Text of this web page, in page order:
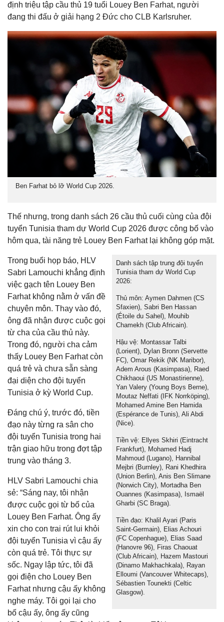
định triệu tập cầu thủ 19 tuổi Louey Ben Farhat, người
đang thi đấu ở giải hạng 2 Đức cho CLB Karlsruher.
Ben Farhat bỏ lỡ World Cup 2026.
Thế nhưng, trong danh sách 26 cầu thủ cuối cùng của đội
tuyển Tunisia tham dự World Cup 2026 được công bố vào
hôm qua, tài năng trẻ Louey Ben Farhat lại không góp mặt.
Danh sách tập trung đội tuyển
Tunisia tham dự World Cup
2026:
Thủ môn: Aymen Dahmen (CS
Sfaxien), Sabri Ben Hassan
(Étoile du Sahel), Mouhib
Chamekh (Club Africain).
Hậu vệ: Montassar Talbi
(Lorient), Dylan Bronn (Servette
FC), Omar Rekik (NK Maribor),
Adem Arous (Kasimpasa), Raed
Chikhaoui (US Monastirienne),
Yan Valery (Young Boys Berne),
Moutaz Neffati (IFK Norrköping),
Mohamed Amine Ben Hamida
(Espérance de Tunis), Ali Abdi
(Nice).
Tiền vệ: Ellyes Skhiri (Eintracht
Frankfurt), Mohamed Hadj
Mahmoud (Lugano), Hannibal
Mejbri (Burnley), Rani Khedhira
(Union Berlin), Anis Ben Slimane
(Norwich City), Mortadha Ben
Ouannes (Kasimpasa), Ismaël
Gharbi (SC Braga).
Tiền đạo: Khalil Ayari (Paris
Saint-Germain), Elias Achouri
(FC Copenhague), Elias Saad
(Hanovre 96), Firas Chaouat
(Club Africain), Hazem Mastouri
(Dinamo Makhachkala), Rayan
Elloumi (Vancouver Whitecaps),
Sébastien Tounekti (Celtic
Glasgow).
Trong buổi họp báo, HLV
Sabri Lamouchi khẳng định
việc gạch tên Louey Ben
Farhat không nằm ở vấn đề
chuyên môn. Thay vào đó,
ông đã nhận được cuộc gọi
từ cha của cầu thủ này.
Trong đó, người cha cảm
thấy Louey Ben Farhat còn
quá trẻ và chưa sẵn sàng
đại diện cho đội tuyển
Tunisia ở kỳ World Cup.
Đáng chú ý, trước đó, tiền
đạo này từng ra sân cho
đội tuyển Tunisia trong hai
trận giao hữu trong đợt tập
trung vào tháng 3.
HLV Sabri Lamouchi chia
sẻ: “Sáng nay, tôi nhận
được cuộc gọi từ bố của
Louey Ben Farhat. Ông ấy
xin cho con trai rút lui khỏi
đội tuyển Tunisia vì cậu ấy
còn quá trẻ. Tôi thực sự
sốc. Ngay lập tức, tôi đã
gọi điện cho Louey Ben
Farhat nhưng cậu ấy không
nghe máy. Tôi gọi lại cho
bố cậu ấy, ông ấy cũng